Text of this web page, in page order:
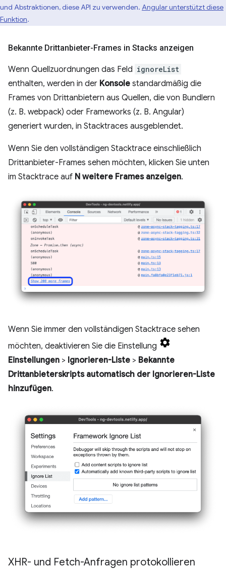
und Abstraktionen, diese API zu verwenden. Angular unterstützt diese
Funktion.
Bekannte Drittanbieter-Frames in Stacks anzeigen
Wenn Quellzuordnungen das Feld ignoreList
enthalten, werden in der Konsole standardmäßig die
Frames von Drittanbietern aus Quellen, die von Bundlern
(z. B. webpack) oder Frameworks (z. B. Angular)
generiert wurden, in Stacktraces ausgeblendet.
Wenn Sie den vollständigen Stacktrace einschließlich
Drittanbieter-Frames sehen möchten, klicken Sie unten
im Stacktrace auf N weitere Frames anzeigen.
Wenn Sie immer den vollständigen Stacktrace sehen
möchten, deaktivieren Sie die Einstellung
Einstellungen > Ignorieren-Liste > Bekannte
Drittanbieterskripts automatisch der Ignorieren-Liste
hinzufügen.
XHR- und Fetch-Anfragen protokollieren